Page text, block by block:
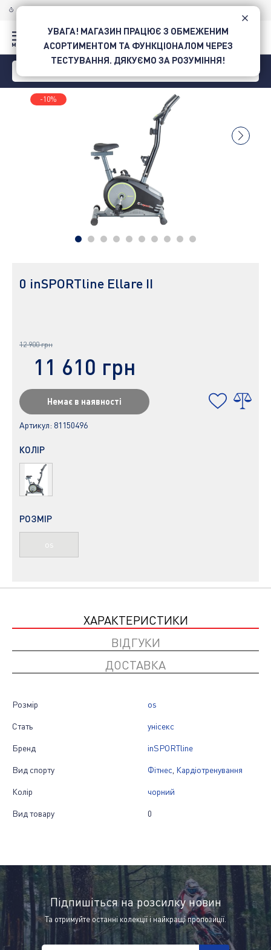
ДОСТАВКА ПО УКРАЇНІ
-10%
0 inSPORTline Ellare II
12 900 грн
11 610 грн
Немає в наявності
Артикул: 81150496
КОЛІР
РОЗМІР
os
ХАРАКТЕРИСТИКИ
ВІДГУКИ
ДОСТАВКА
Розмір os
Стать унісекс
Бренд inSPORTline
Вид спорту Фітнес Кардіотренування
Колір чорний
Вид товару 0
Підпишіться на розсилку новин
Та отримуйте останні колекції і найкращі пропозиції.
УВАГА! МАГАЗИН ПРАЦЮЄ З ОБМЕЖЕНИМ
АСОРТИМЕНТОМ ТА ФУНКЦІОНАЛОМ ЧЕРЕЗ
ТЕСТУВАННЯ. ДЯКУЄМО ЗА РОЗУМІННЯ!